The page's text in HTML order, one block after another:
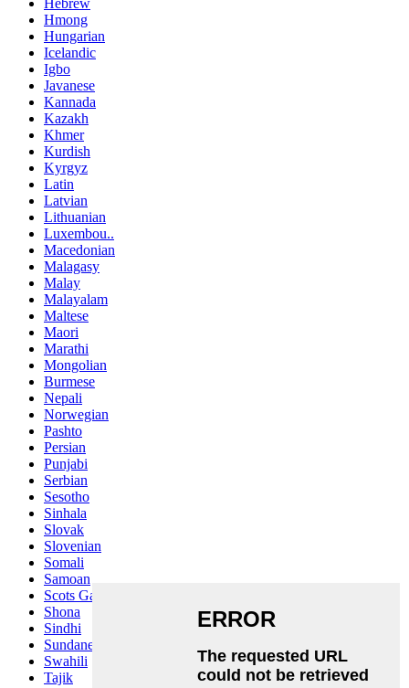
Hebrew
Hmong
Hungarian
Icelandic
Igbo
Javanese
Kannada
Kazakh
Khmer
Kurdish
Kyrgyz
Latin
Latvian
Lithuanian
Luxembou..
Macedonian
Malagasy
Malay
Malayalam
Maltese
Maori
Marathi
Mongolian
Burmese
Nepali
Norwegian
Pashto
Persian
Punjabi
Serbian
Sesotho
Sinhala
Slovak
Slovenian
Somali
Samoan
Scots Gaelic
Shona
Sindhi
Sundanese
Swahili
Tajik